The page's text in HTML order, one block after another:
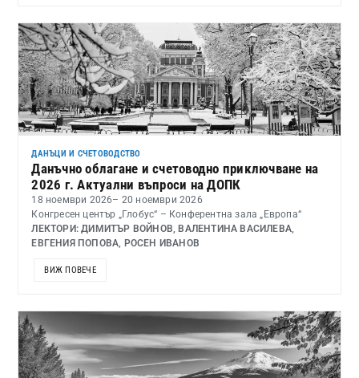
ДАНЪЦИ И СЧЕТОВОДСТВО
Данъчно облагане и счетоводно приключване на
2026 г. Актуални въпроси на ДОПК
18 ноември 2026– 20 ноември 2026
Конгресен център „Глобус“ – Конферентна зала „Европа“
ЛЕКТОРИ: ДИМИТЪР ВОЙНОВ, ВАЛЕНТИНА ВАСИЛЕВА,
ЕВГЕНИЯ ПОПОВА, РОСЕН ИВАНОВ
ВИЖ ПОВЕЧЕ